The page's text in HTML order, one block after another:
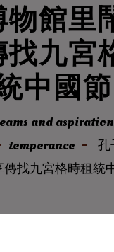
館里
九宮
中國節
and
temperance
孔
傳找九宮格時租統